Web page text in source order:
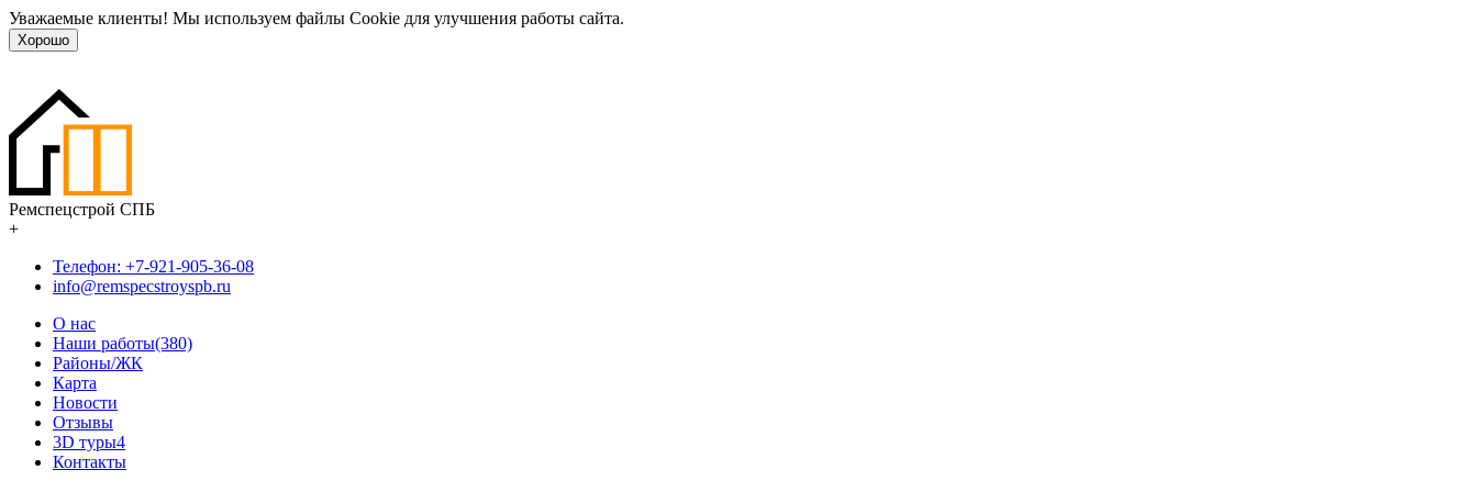
Уважаемые клиенты! Мы используем файлы Cookie для улучшения работы сайта.
Хорошо
Ремспецстрой СПБ
+
Телефон: +7-921-905-36-08
info@remspecstroyspb.ru
О нас
Наши работы(380)
Районы/ЖК
Карта
Новости
Отзывы
3D туры4
Контакты